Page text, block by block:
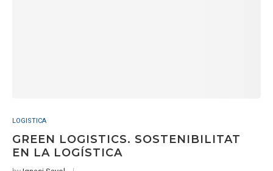
LOGISTICA
GREEN LOGISTICS. SOSTENIBILITAT
EN LA LOGÍSTICA